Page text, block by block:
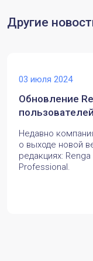
Другие
03 июля 2024
Обновление
пользователей
Недавно
о выходе новой
редакциях:
Professional.